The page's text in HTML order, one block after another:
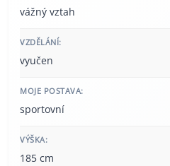
vážný vztah
VZDĚLÁNÍ:
vyučen
MOJE POSTAVA:
sportovní
VÝŠKA:
185 cm